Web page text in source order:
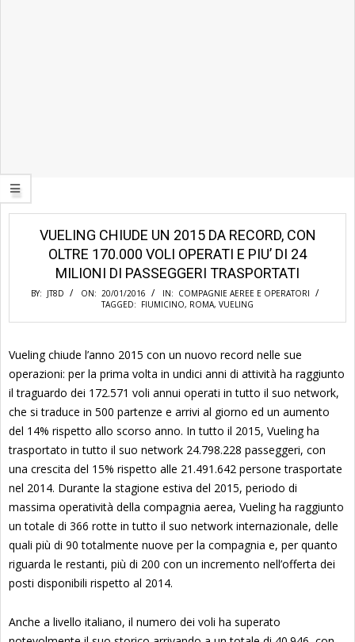
VUELING CHIUDE UN 2015 DA RECORD, CON
OLTRE 170.000 VOLI OPERATI E PIU’ DI 24
MILIONI DI PASSEGGERI TRASPORTATI
BY: JT8D ON: 20/01/2016 IN: COMPAGNIE AEREE E OPERATORI
TAGGED: FIUMICINO, ROMA, VUELING
Vueling chiude l’anno 2015 con un nuovo record nelle sue
operazioni: per la prima volta in undici anni di attività ha raggiunto
il traguardo dei 172.571 voli annui operati in tutto il suo network,
che si traduce in 500 partenze e arrivi al giorno ed un aumento
del 14% rispetto allo scorso anno. In tutto il 2015, Vueling ha
trasportato in tutto il suo network 24.798.228 passeggeri, con
una crescita del 15% rispetto alle 21.491.642 persone trasportate
nel 2014. Durante la stagione estiva del 2015, periodo di
massima operatività della compagnia aerea, Vueling ha raggiunto
un totale di 366 rotte in tutto il suo network internazionale, delle
quali più di 90 totalmente nuove per la compagnia e, per quanto
riguarda le restanti, più di 200 con un incremento nell’offerta dei
posti disponibili rispetto al 2014.
Anche a livello italiano, il numero dei voli ha superato